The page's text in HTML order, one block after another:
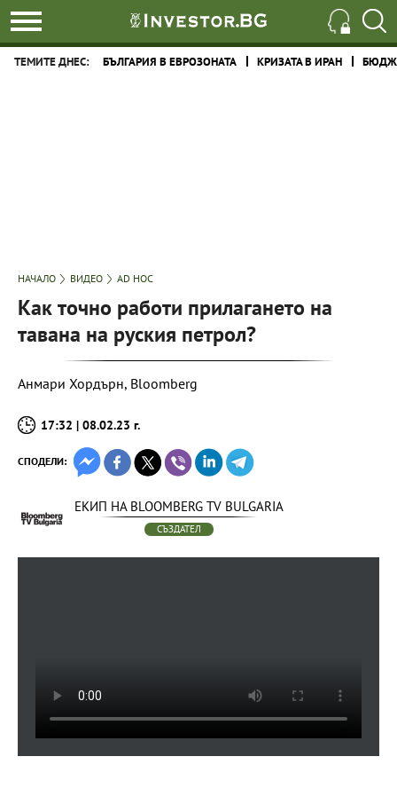
ТЕМИТЕ ДНЕС: БЪЛГАРИЯ В ЕВРОЗОНАТА КРИЗАТА В ИРАН
НАЧАЛО ВИДЕО AD HOC
Как точно работи прилагането на
тавана на руския петрол?
Анмари Хордърн, Bloomberg
17:32 | 08.02.23 г.
СПОДЕЛИ:
ЕКИП НА BLOOMBERG TV BULGARIA
СЪЗДАТЕЛ